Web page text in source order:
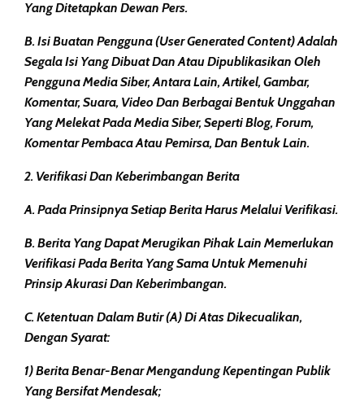
Yang Ditetapkan Dewan Pers.
B. Isi Buatan Pengguna (User Generated Content) Adalah
Segala Isi Yang Dibuat Dan Atau Dipublikasikan Oleh
Pengguna Media Siber, Antara Lain, Artikel, Gambar,
Komentar, Suara, Video Dan Berbagai Bentuk Unggahan
Yang Melekat Pada Media Siber, Seperti Blog, Forum,
Komentar Pembaca Atau Pemirsa, Dan Bentuk Lain.
2. Verifikasi Dan Keberimbangan Berita
A. Pada Prinsipnya Setiap Berita Harus Melalui Verifikasi.
B. Berita Yang Dapat Merugikan Pihak Lain Memerlukan
Verifikasi Pada Berita Yang Sama Untuk Memenuhi
Prinsip Akurasi Dan Keberimbangan.
C. Ketentuan Dalam Butir (a) Di Atas Dikecualikan,
Dengan Syarat:
1) Berita Benar-Benar Mengandung Kepentingan Publik
Yang Bersifat Mendesak;